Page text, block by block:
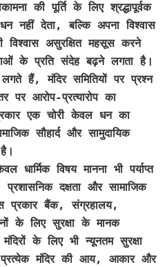
की पूर्ति के लिए श्रद्धापूर्वक
नहीं देता, बल्कि अपना विश्वास
विश्वास असुरक्षित महसूस करने
के प्रति संदेह बढ़ने लगता है।
हैं, मंदिर समितियों पर प्रश्न
आरोप-प्रत्यारोप का
एक चोरी केवल धन का
सौहार्द और सामुदायिक
धार्मिक विषय मानना भी पर्याप्त
दक्षता और सामाजिक
प्रकार बैंक, संग्रहालय,
के लिए सुरक्षा के मानक
के लिए भी न्यूनतम सुरक्षा
प्रत्येक मंदिर की आय, आकार और